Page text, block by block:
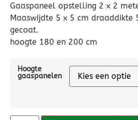
Gaaspaneel opstelling 2 x 2
Maaswijdte 5 x 5 cm draaddikte
gecoat.
hoogte 180 en 200 cm
Hoogte
gaaspanelen